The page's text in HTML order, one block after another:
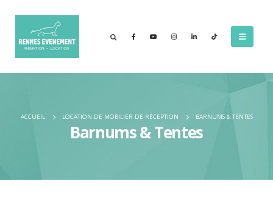
ACCUEIL LOCATION DE MOBILIER DE RÉCEPTION BARNUMS & TENTES
Barnums & Tentes